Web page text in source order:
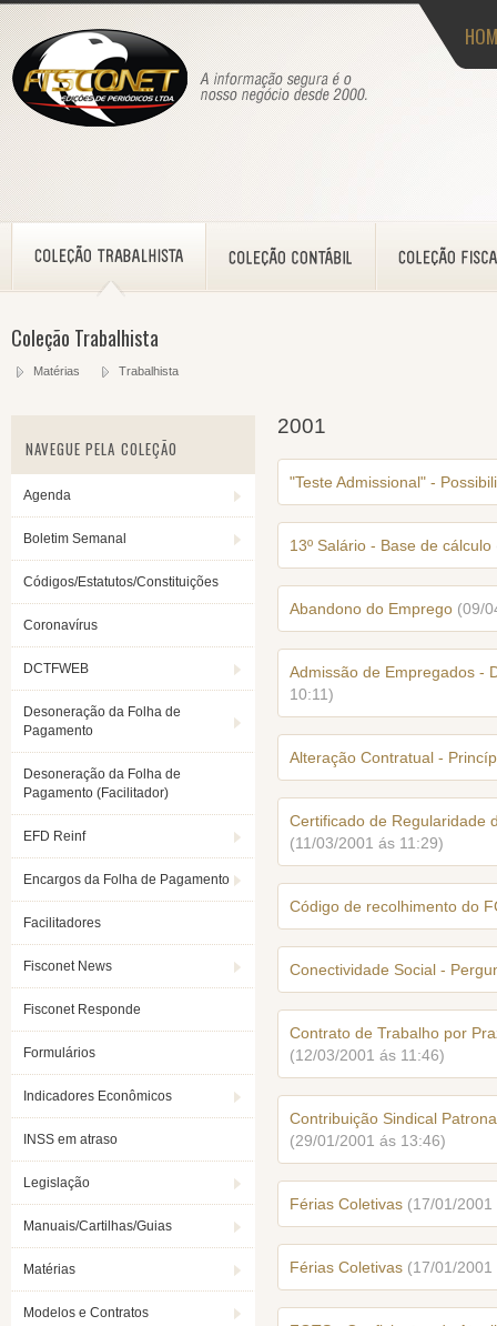
Coleção Trabalhista
Matérias Trabalhista
NAVEGUE PELA COLEÇÃO
Agenda
Boletim Semanal
Códigos/Estatutos/Constituições
Coronavírus
DCTFWEB
Desoneração da Folha de
Pagamento
Desoneração da Folha de
Pagamento (Facilitador)
EFD Reinf
Encargos da Folha de Pagamento
Facilitadores
Fisconet News
Fisconet Responde
Formulários
Indicadores Econômicos
INSS em atraso
Legislação
Manuais/Cartilhas/Guias
Matérias
Modelos e Contratos
2001
"Teste Admissional" -
13º Salário - Base de cálculo
Abandono do Emprego (09/
Admissão de Empregados -
10:11)
Alteração Contratual -
Certificado de Regularidade
(11/03/2001 ás 11:29)
Código de recolhimento do
Conectividade Social -
Contrato de Trabalho por
(12/03/2001 ás 11:46)
Contribuição Sindical
(29/01/2001 ás 13:46)
Férias Coletivas (17/01/
Férias Coletivas (17/01/